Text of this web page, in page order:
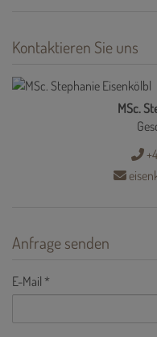
Kontaktieren Sie uns
MSc.
Anfrage senden
E-Mail